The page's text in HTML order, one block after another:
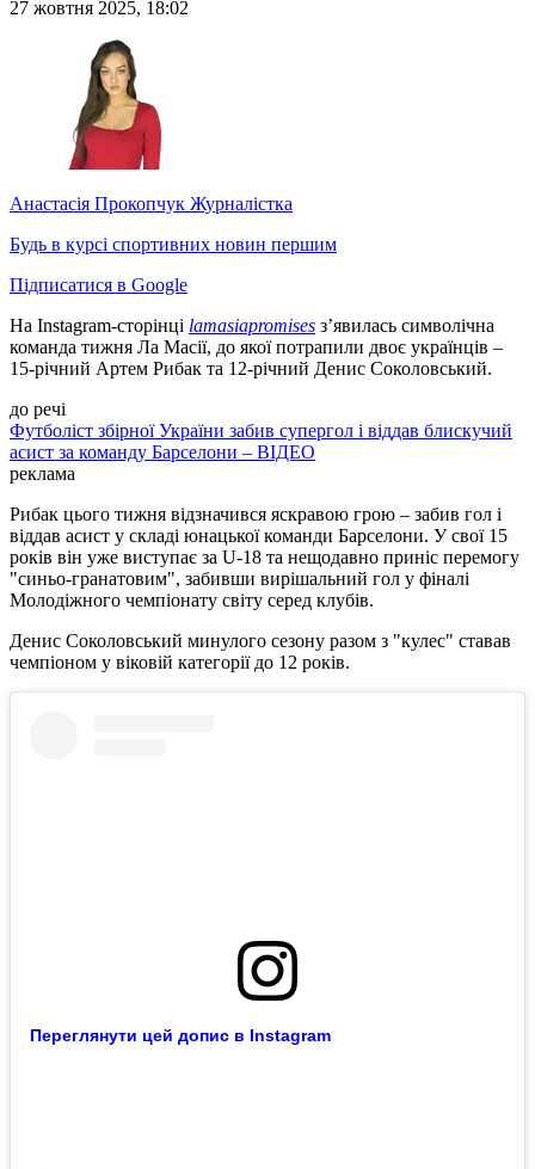
27 жовтня 2025, 18:02
Анастасія Прокопчук Журналістка
Будь в курсі спортивних новин першим
Підписатися в Google
На Instagram-сторінці lamasiapromises зʼявилась символічна
команда тижня Ла Масії, до якої потрапили двоє українців –
15-річний Артем Рибак та 12-річний Денис Соколовський.
до речі
Футболіст збірної України забив супергол і віддав блискучий
асист за команду Барселони – ВІДЕО
реклама
Рибак цього тижня відзначився яскравою грою – забив гол і
віддав асист у складі юнацької команди Барселони. У свої 15
років він уже виступає за U-18 та нещодавно приніс перемогу
"синьо-гранатовим", забивши вирішальний гол у фіналі
Молодіжного чемпіонату світу серед клубів.
Денис Соколовський минулого сезону разом з "кулес" ставав
чемпіоном у віковій категорії до 12 років.
Переглянути цей допис в Instagram